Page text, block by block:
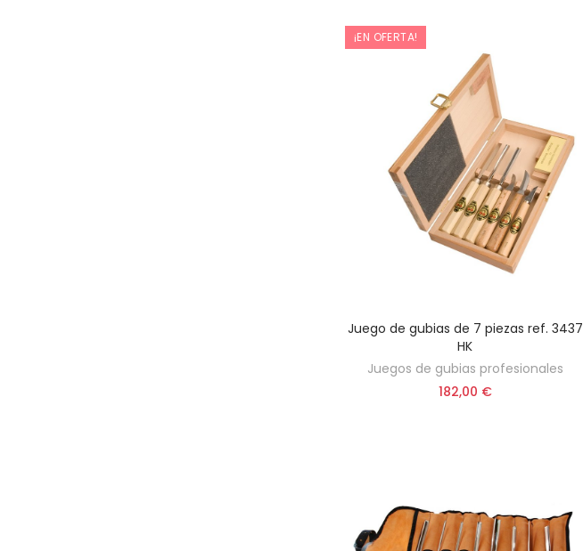
¡EN OFERTA!
AÑADIR AL CARRITO
Juego de gubias de 7 piezas ref. 3437
HK
Juegos de gubias profesionales
182,00 €